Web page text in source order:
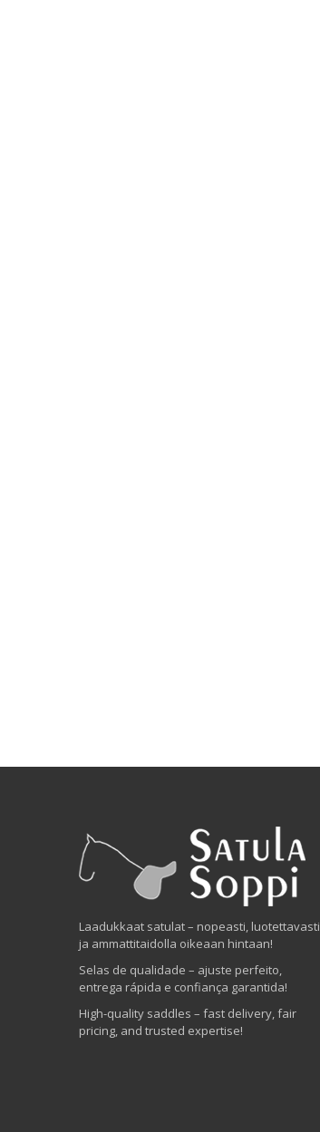
Laadukkaat satulat – nopeasti, luotettavasti
ja ammattitaidolla oikeaan hintaan!
Selas de qualidade – ajuste perfeito,
entrega rápida e confiança garantida!
High-quality saddles – fast delivery, fair
pricing, and trusted expertise!